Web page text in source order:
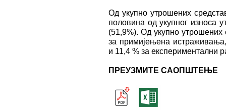
Од укупно утрошених
половина од укупног износа
(51,9%). Од укупно утрошених
за примијењена
и 11,4 % за експериментални
ПРЕУЗМИТЕ САОПШТЕЊЕ